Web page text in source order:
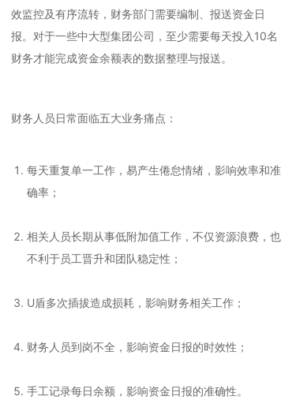
效监控及有序流转，财务部门需要编制、报送资金日
报。对于一些中大型集团公司，至少需要每天投入10名
财务才能完成资金余额表的数据整理与报送。
财务人员日常面临五大业务痛点：
每天重复单一工作，易产生倦怠情绪，影响效率和准
确率；
相关人员长期从事低附加值工作，不仅资源浪费，也
不利于员工晋升和团队稳定性；
U盾多次插拔造成损耗，影响财务相关工作；
财务人员到岗不全，影响资金日报的时效性；
手工记录每日余额，影响资金日报的准确性。